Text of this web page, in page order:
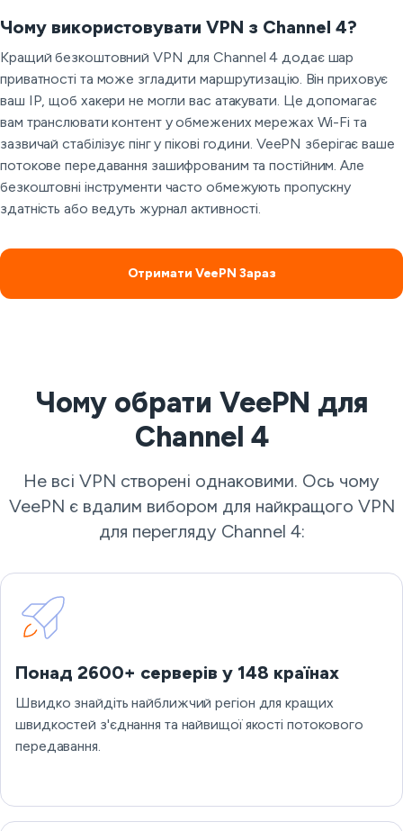
Чому використовувати VPN з Channel 4?
Кращий безкоштовний VPN для Channel 4 додає шар
приватності та може згладити маршрутизацію. Він приховує
ваш IP, щоб хакери не могли вас атакувати. Це допомагає
вам транслювати контент у обмежених мережах Wi-Fi та
зазвичай стабілізує пінг у пікові години. VeePN зберігає ваше
потокове передавання зашифрованим та постійним. Але
безкоштовні інструменти часто обмежують пропускну
здатність або ведуть журнал активності.
Отримати VeePN Зараз
Чому обрати VeePN для
Channel 4
Не всі VPN створені однаковими. Ось чому
VeePN є вдалим вибором для найкращого VPN
для перегляду Channel 4:
Понад 2600+ серверів у 148 країнах
Швидко знайдіть найближчий регіон для кращих
швидкостей з'єднання та найвищої якості потокового
передавання.